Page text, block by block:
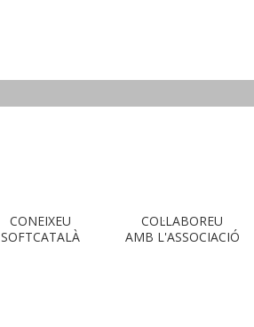
CONEIXEU
SOFTCATALÀ
COL·LABOREU
AMB L'ASSOCIACIÓ